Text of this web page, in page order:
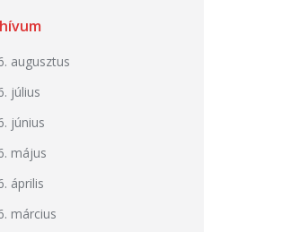
augusztus
július
június
május
április
március